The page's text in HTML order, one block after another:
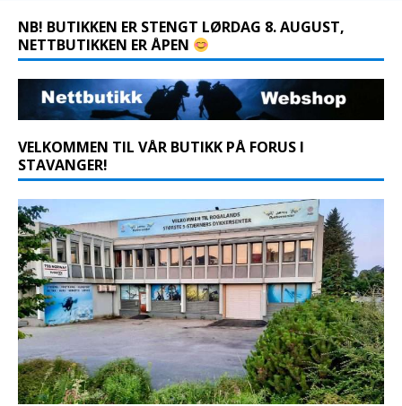
NB! BUTIKKEN ER STENGT LØRDAG 8. AUGUST,
NETTBUTIKKEN ER ÅPEN
VELKOMMEN TIL VÅR BUTIKK PÅ FORUS I
STAVANGER!